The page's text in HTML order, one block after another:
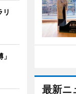
最新ニ
リ
」